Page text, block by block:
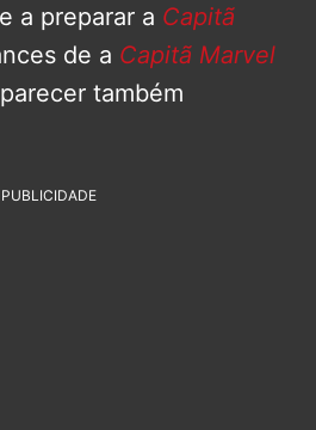
a preparar a Capitã
de a Capitã Marvel
também
PUBLICIDADE